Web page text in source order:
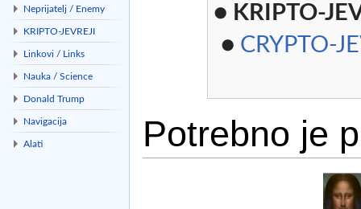
● KRIPTO-
● CRYPTO-
Potrebno je
Neprijatelj / Enemy
KRIPTO-JEVREJI
Linkovi / Links
Nauka / Science
Donald Trump
Navigacija
Alati